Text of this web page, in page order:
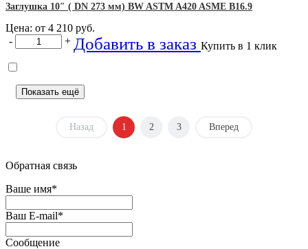
Заглушка 10″ ( DN 273 мм) BW ASTM A420 ASME B16.9
Цена: от 4 210 руб.
-
+ Добавить в заказ Купить в 1 клик
Показать ещё
Назад 1 2 3 Вперед
Обратная связь
Ваше имя*
Ваш E-mail*
Сообщение